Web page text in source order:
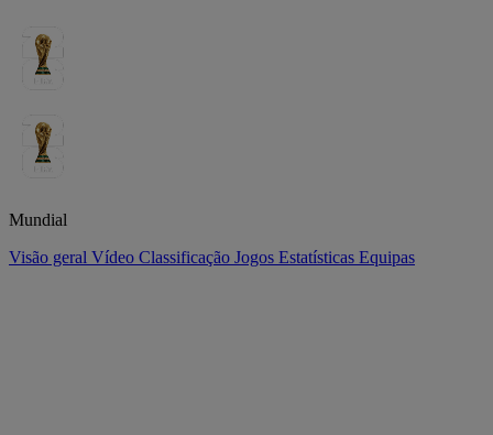
Mundial
Visão geral Vídeo Classificação Jogos Estatísticas Equipas